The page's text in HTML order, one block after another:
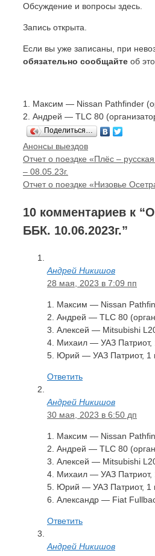
Обсуждение и вопросы здесь.
Запись открыта.
Если вы уже записаны, при
обязательно сообщайте об
1. Максим — Nissan Pathfinder
2. Андрей — TLC 80
Поделиться…
Рубрики
Анонсы выездов
Навигация
записи
Отчет о поездке «Плёс –
– 08.05.23г.
Отчет о поездке «Низовье
10 комментариев к
ББК. 10.06.2023г.”
Андрей Никишов
28 мая, 2023 в 7:09 пп
1. Максим — Nissan
2. Андрей — TLC 80
3. Алексей — Mitsubishi
4. Михаил — УАЗ Патриот,
5. Юрий — УАЗ Патриот, 1
Ответить
Андрей Никишов
30 мая, 2023 в 6:50 дп
1. Максим — Nissan
2. Андрей — TLC 80
3. Алексей — Mitsubishi
4. Михаил — УАЗ Патриот,
5. Юрий — УАЗ Патриот, 1
6. Александр — Fiat
Ответить
Андрей Никишов